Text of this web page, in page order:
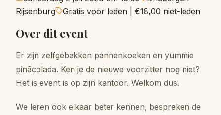
Rijsenburg
Gratis voor leden €18,00 niet-leden
Over dit event
Er zijn zelfgebakken pannenkoeken en yummie
pinãcolada. Ken je de nieuwe voorzitter nog niet?
Het is event is op zijn kantoor. Welkom dus.
We leren ook elkaar beter kennen, bespreken de